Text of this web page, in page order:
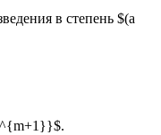
в степень $(a